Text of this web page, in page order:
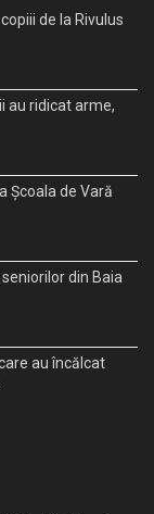
de la Rivulus
au ridicat arme,
Școala de Vară
din Baia
au încălcat